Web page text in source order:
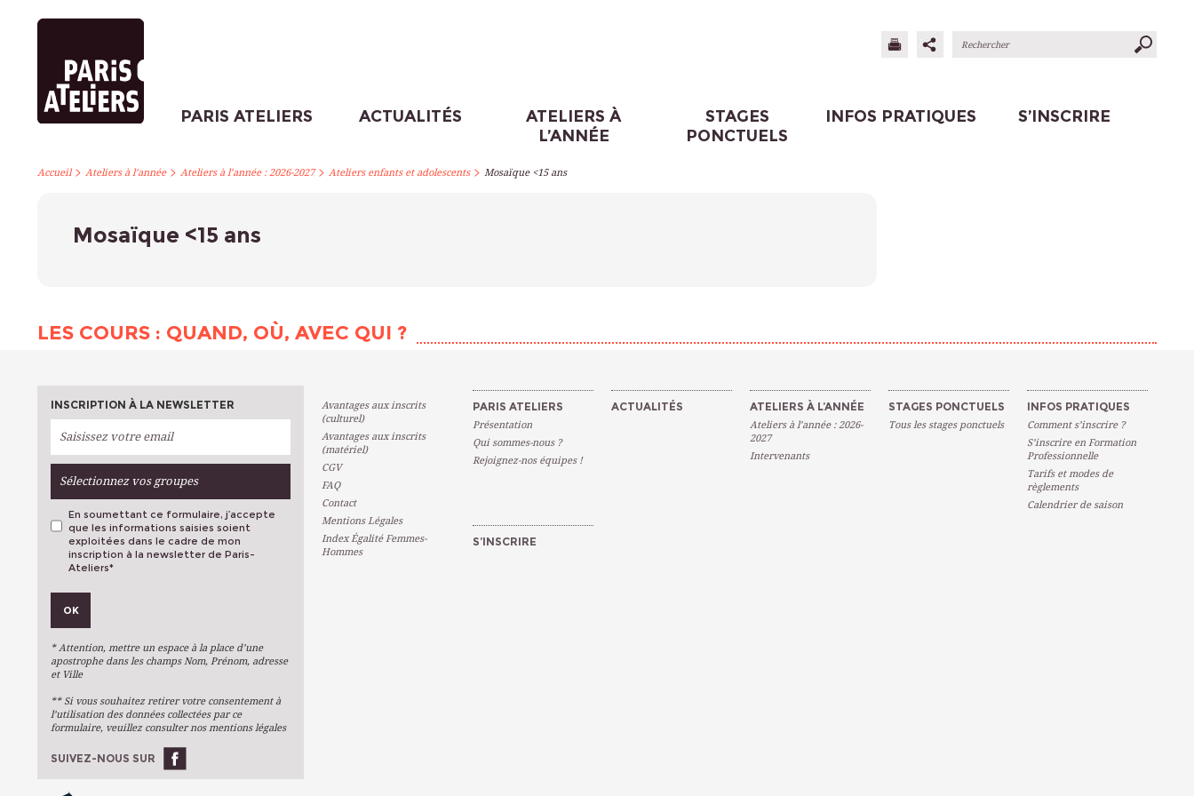
PARIS ATELIERS ACTUALITÉS
ATELIERS À
L’ANNÉE
STAGES
PONCTUELS
INFOS PRATIQUES S’INSCRIRE
Accueil> Ateliers à l’année> Ateliers à l’année : 2026-2027> Ateliers enfants et adolescents> Mosaïque <15 ans
Mosaïque <15 ans
LES COURS : QUAND, OÙ, AVEC QUI ?
INSCRIPTION À LA NEWSLETTER
Sélectionnez vos groupes
Métiers D'art
Arts Du Texte
Stages Ponctuels
Ateliers À L'année
OK
En soumettant ce formulaire, j’accepte
que les informations saisies soient
exploitées dans le cadre de mon
inscription à la newsletter de Paris-
Ateliers*
OK
* Attention, mettre un espace à la place d’une
apostrophe dans les champs Nom, Prénom, adresse
et Ville
** Si vous souhaitez retirer votre consentement à
l’utilisation des données collectées par ce
formulaire, veuillez consulter nos mentions légales
SUIVEZ-NOUS SUR
Avantages aux inscrits
(culturel)
Avantages aux inscrits
(matériel)
CGV
FAQ
Contact
Mentions Légales
Index Égalité Femmes-
Hommes
PARIS ATELIERS
Présentation
Qui sommes-nous ?
Rejoignez-nos équipes !
ACTUALITÉS ATELIERS À L’ANNÉE
Ateliers à l’année : 2026-
2027
Intervenants
STAGES PONCTUELS
Tous les stages ponctuels
INFOS PRATIQUES
Comment s’inscrire ?
S’inscrire en Formation
Professionnelle
Tarifs et modes de
règlements
Calendrier de saison
S’INSCRIRE